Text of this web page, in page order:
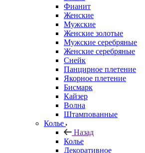
Фианит
Женские
Мужские
Женские золотые
Мужские серебряные
Женские серебряные
Снейк
Панцирное плетение
Якорное плетение
Бисмарк
Кайзер
Волна
Штампованные
Колье
Назад
Колье
Декоративное